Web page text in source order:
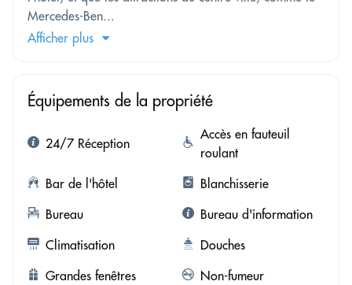
Mercedes-Ben...
Afficher plus
Équipements de la propriété
24/7 Réception
Accès en fauteuil
roulant
Bar de l'hôtel
Blanchisserie
Bureau
Bureau d'information
Climatisation
Douches
Grandes fenêtres
Non-fumeur